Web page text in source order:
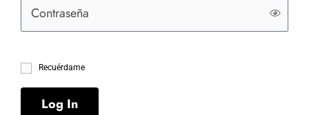
Recuérdame
Log In